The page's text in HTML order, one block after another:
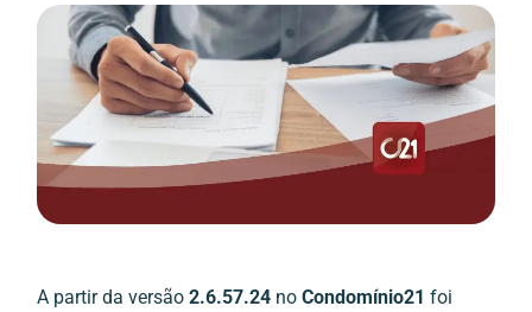
A partir da versão 2.6.57.24 no Condomínio21 foi